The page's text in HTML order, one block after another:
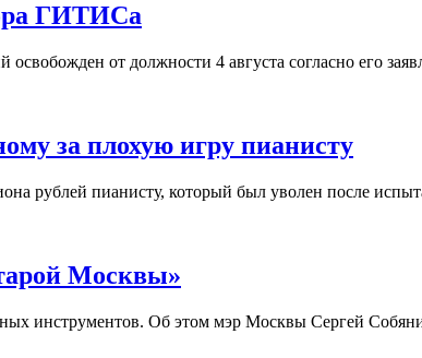
ГИТИСа
от должности 4 августа согласно его
за плохую игру пианисту
рублей пианисту, который был уволен после
Москвы»
инструментов. Об этом мэр Москвы Сергей